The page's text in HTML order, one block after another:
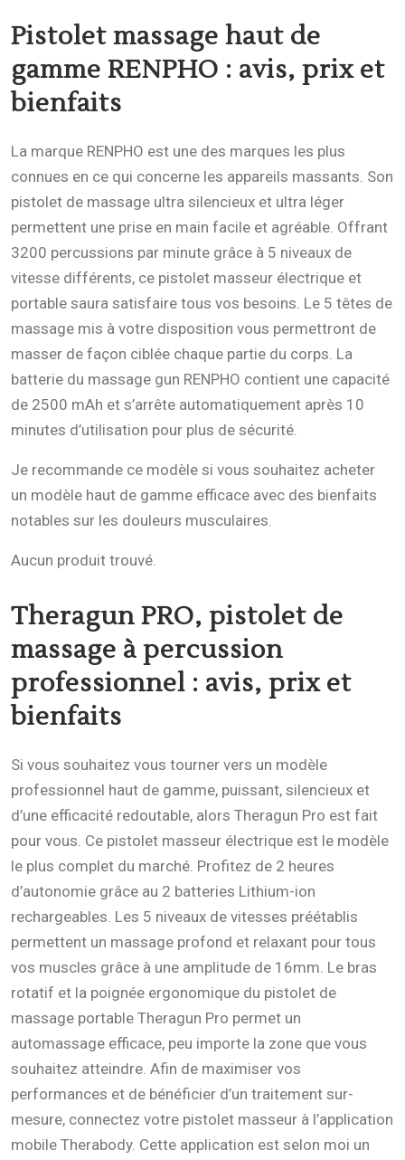
Pistolet massage haut de
gamme RENPHO : avis, prix et
bienfaits
La marque RENPHO est une des marques les plus
connues en ce qui concerne les appareils massants. Son
pistolet de massage ultra silencieux et ultra léger
permettent une prise en main facile et agréable. Offrant
3200 percussions par minute grâce à 5 niveaux de
vitesse différents, ce pistolet masseur électrique et
portable saura satisfaire tous vos besoins. Le 5 têtes de
massage mis à votre disposition vous permettront de
masser de façon ciblée chaque partie du corps. La
batterie du massage gun RENPHO contient une capacité
de 2500 mAh et s’arrête automatiquement après 10
minutes d’utilisation pour plus de sécurité.
Je recommande ce modèle si vous souhaitez acheter
un modèle haut de gamme efficace avec des bienfaits
notables sur les douleurs musculaires.
Aucun produit trouvé.
Theragun PRO, pistolet de
massage à percussion
professionnel : avis, prix et
bienfaits
Si vous souhaitez vous tourner vers un modèle
professionnel haut de gamme, puissant, silencieux et
d’une efficacité redoutable, alors Theragun Pro est fait
pour vous. Ce pistolet masseur électrique est le modèle
le plus complet du marché. Profitez de 2 heures
d’autonomie grâce au 2 batteries Lithium-ion
rechargeables. Les 5 niveaux de vitesses préétablis
permettent un massage profond et relaxant pour tous
vos muscles grâce à une amplitude de 16mm. Le bras
rotatif et la poignée ergonomique du pistolet de
massage portable Theragun Pro permet un
automassage efficace, peu importe la zone que vous
souhaitez atteindre. Afin de maximiser vos
performances et de bénéficier d’un traitement sur-
mesure, connectez votre pistolet masseur à l’application
mobile Therabody. Cette application est selon moi un